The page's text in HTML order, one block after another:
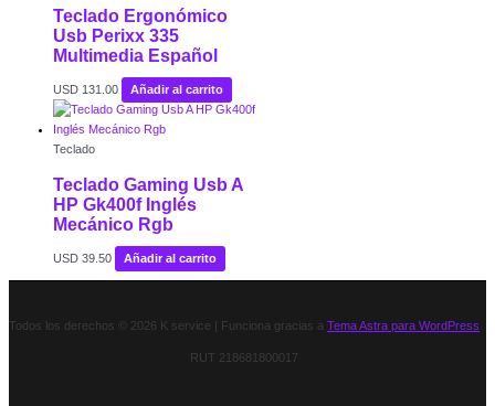
Teclado Ergonómico
Usb Perixx 335
Multimedia Español
USD 131.00 Añadir al carrito
Teclado
Teclado Gaming Usb A
HP Gk400f Inglés
Mecánico Rgb
USD 39.50 Añadir al carrito
Todos los derechos © 2026 K service | Funciona gracias a Tema Astra para WordPress
RUT 218681800017